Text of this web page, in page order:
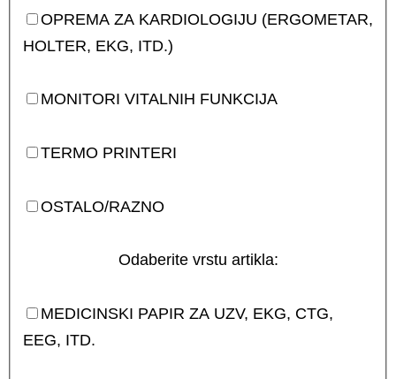
OPREMA ZA KARDIOLOGIJU (ERGOMETAR,
HOLTER, EKG, ITD.)
MONITORI VITALNIH FUNKCIJA
TERMO PRINTERI
OSTALO/RAZNO
Odaberite vrstu artikla:
MEDICINSKI PAPIR ZA UZV, EKG, CTG,
EEG, ITD.